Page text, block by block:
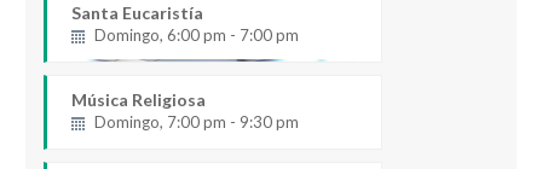
Santa Eucaristía
Domingo, 6:00 pm - 7:00 pm
Música Religiosa
Domingo, 7:00 pm - 9:30 pm